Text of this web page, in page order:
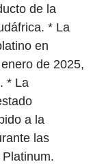
de la
* La
en
de 2025,
* La
a la
las